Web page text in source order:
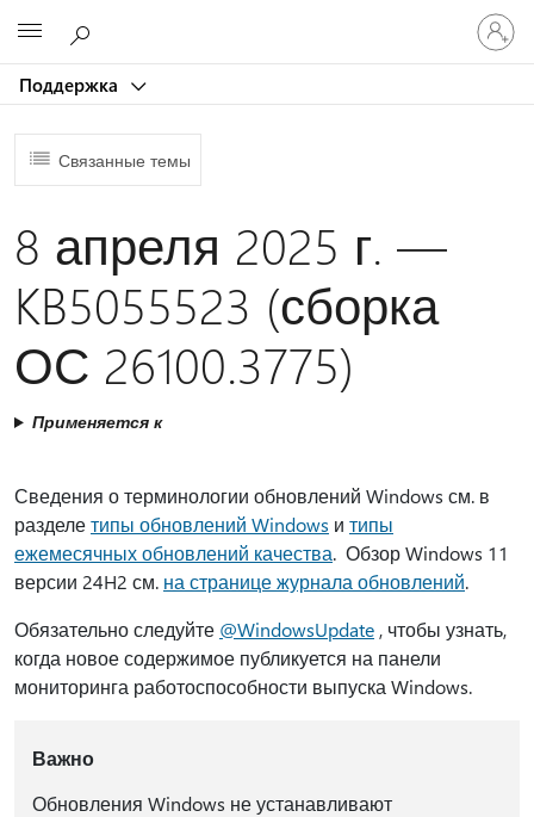
Поддержка
Связанные темы
8 апреля 2025 г. —
KB5055523 (сборка
ОС 26100.3775)
Применяется к
Сведения о терминологии обновлений Windows см. в
разделетипы обновлений Windows и типы
ежемесячных обновлений качества. Обзор Windows 11
версии 24H2 см. на странице журнала обновлений.
Обязательно следуйте @WindowsUpdate , чтобы узнать,
когда новое содержимое публикуется на панели
мониторинга работоспособности выпуска Windows.
Важно
Обновления Windows не устанавливают